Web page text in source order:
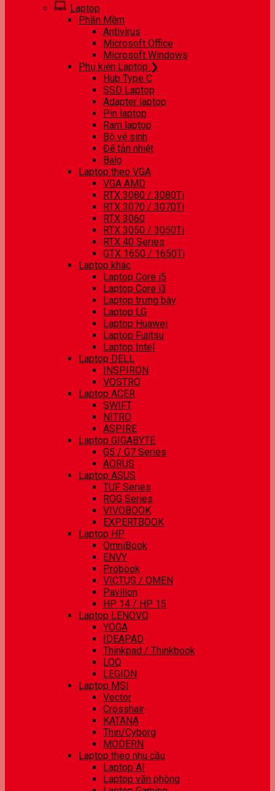
Laptop
Phần Mềm
Antivirus
Microsoft Office
Microsoft Windows
Phụ kiện Laptop ❯
Hub Type C
SSD Laptop
Adapter laptop
Pin laptop
Ram laptop
Bộ vệ sinh
Đế tản nhiệt
Balo
Laptop theo VGA
VGA AMD
RTX 3080 / 3080Ti
RTX 3070 / 3070Ti
RTX 3060
RTX 3050 / 3050Ti
RTX 40 Series
GTX 1650 / 1650Ti
Laptop khác
Laptop Core i5
Laptop Core i3
Laptop trưng bày
Laptop LG
Laptop Huawei
Laptop Fujitsu
Laptop Intel
Laptop DELL
INSPIRON
VOSTRO
Laptop ACER
SWIFT
NITRO
ASPIRE
Laptop GIGABYTE
G5 / G7 Series
AORUS
Laptop ASUS
TUF Series
ROG Series
VIVOBOOK
EXPERTBOOK
Laptop HP
OmniBook
ENVY
Probook
VICTUS / OMEN
Pavilion
HP 14 / HP 15
Laptop LENOVO
YOGA
IDEAPAD
Thinkpad / Thinkbook
LOQ
LEGION
Laptop MSI
Vector
Crosshair
KATANA
Thin/Cyborg
MODERN
Laptop theo nhu cầu
Laptop AI
Laptop văn phòng